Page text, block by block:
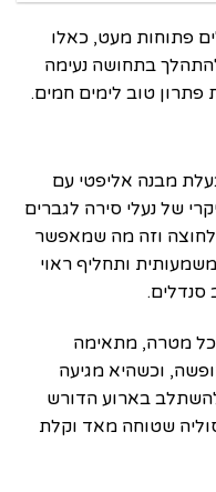
פתוחות מעט, כאלו
בתחושה נעימה
פתרון טוב לימים חמים.
מבנה אליפטי עם
של נעלי סירה לגברים
לחוצה וזה מה שמאפשר
ותחליף ראוי
סנדלים.
מטרה, מתאימה
וכשהיא מגיעה
בארוע הדורש
שטוחה מאד וקלת